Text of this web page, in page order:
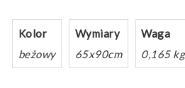
Kolor
beżowy
Wymiary
65x90cm
Waga
0,165 kg